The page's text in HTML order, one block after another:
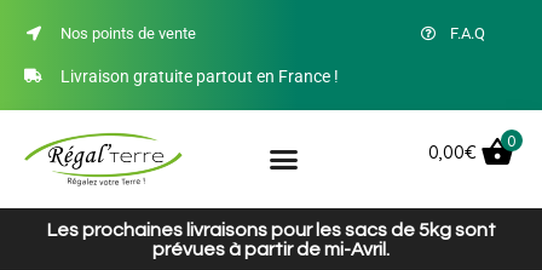
Nos points de vente F.A.Q
Livraison gratuite partout en France !
0,00€
0
Les prochaines livraisons pour les sacs de 5kg sont
prévues à partir de mi-Avril.